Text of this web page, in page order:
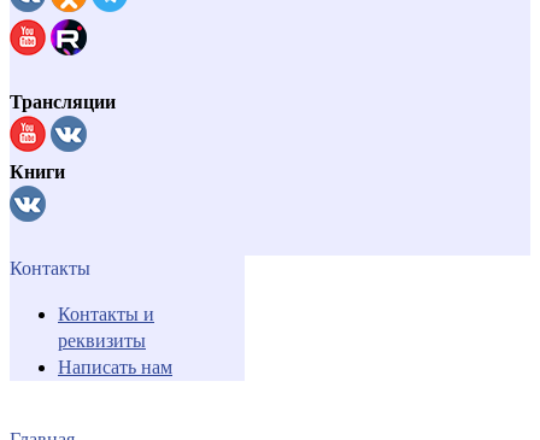
Трансляции
Книги
Контакты
Контакты и
реквизиты
Написать нам